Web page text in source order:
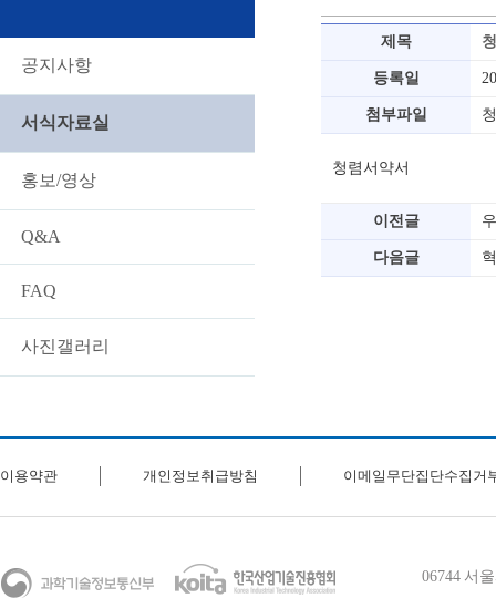
심사기준
공지사항
서식자료실
홍보/영상
Q&A
FAQ
사진갤러리
제목
등록일
첨부파일
청렴서약서
이전글
다음글
이용약관 개인정보취급방침 이메일무단집단수집거
06744 서